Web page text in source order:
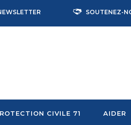
SOUTENEZ-
CIVILE 71 AIDER